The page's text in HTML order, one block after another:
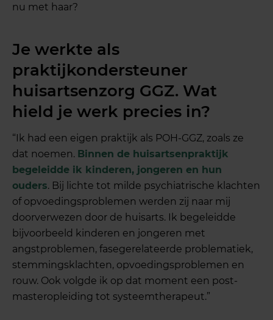
nu met haar?
Je werkte als
praktijkondersteuner
huisartsenzorg GGZ. Wat
hield je werk precies in?
“Ik had een eigen praktijk als POH-GGZ, zoals ze
dat noemen. Binnen de huisartsenpraktijk
begeleidde ik kinderen, jongeren en hun
ouders. Bij lichte tot milde psychiatrische klachten
of opvoedingsproblemen werden zij naar mij
doorverwezen door de huisarts. Ik begeleidde
bijvoorbeeld kinderen en jongeren met
angstproblemen, fasegerelateerde problematiek,
stemmingsklachten, opvoedingsproblemen en
rouw. Ook volgde ik op dat moment een post-
masteropleiding tot systeemtherapeut.”